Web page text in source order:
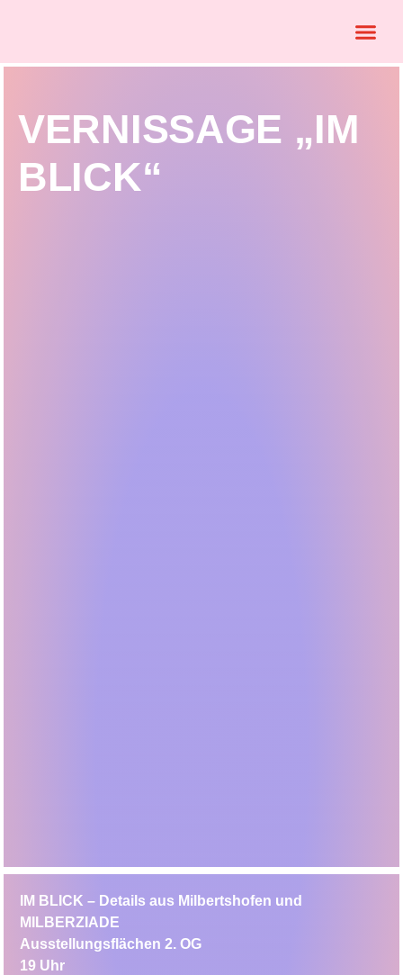
VERNISSAGE „IM
BLICK“
IM BLICK – Details aus Milbertshofen und
MILBERZIADE
Ausstellungsflächen 2. OG
19 Uhr